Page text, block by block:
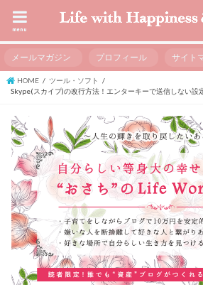
menu
メールマガジン プロフィール サイト
HOME
ツール・ソフト
Skype(スカイプ)の改行方法！エンターキーで送信しない設